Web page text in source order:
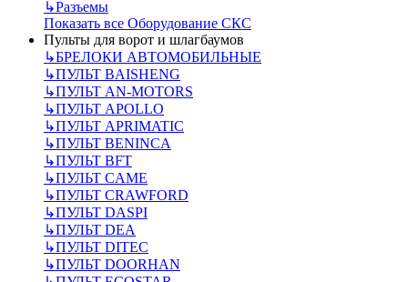
↳Разъемы
Показать все Оборудование СКС
Пульты для ворот и шлагбаумов
↳БРЕЛОКИ АВТОМОБИЛЬНЫЕ
↳ПУЛЬТ BAISHENG
↳ПУЛЬТ AN-MOTORS
↳ПУЛЬТ APOLLO
↳ПУЛЬТ APRIMATIC
↳ПУЛЬТ BENINCA
↳ПУЛЬТ BFT
↳ПУЛЬТ CAME
↳ПУЛЬТ CRAWFORD
↳ПУЛЬТ DASPI
↳ПУЛЬТ DEA
↳ПУЛЬТ DITEC
↳ПУЛЬТ DOORHAN